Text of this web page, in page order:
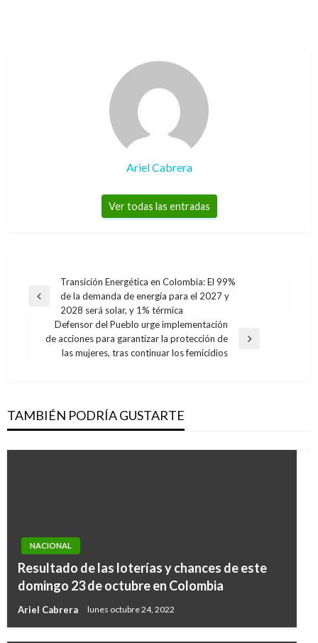
Ariel Cabrera
Ver todas las entradas
Navegación
de
entradas
Entrada
Transición Energética en Colombia: El 99%
de la demanda de energía para el 2027 y
2028 será solar, y 1% térmica
Entrada
siguiente
Defensor del Pueblo urge implementación
de acciones para garantizar la protección de
las mujeres, tras continuar los femicidios
TAMBIÉN PODRÍA GUSTARTE
NACIONAL
Resultado de las loterías y chances de este
domingo 23 de octubre en Colombia
Ariel Cabrera lunes octubre 24, 2022